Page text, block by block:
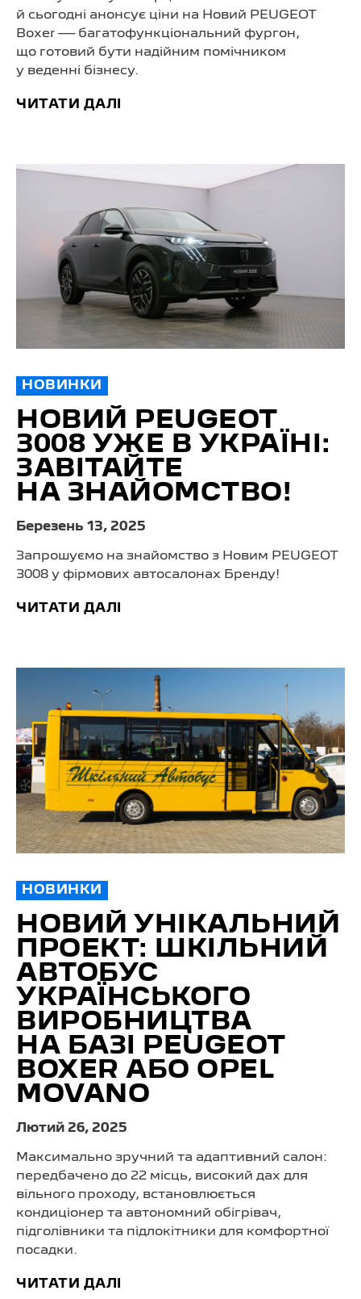
й сьогодні анонсує ціни на Новий PEUGEOT
Boxer — багатофункціональний фургон,
що готовий бути надійним помічником
у веденні бізнесу.
ЧИТАТИ ДАЛІ
НОВИНКИ
НОВИЙ PEUGEOT
3008 УЖЕ В УКРАЇНІ:
ЗАВІТАЙТЕ
НА ЗНАЙОМСТВО!
Березень 13, 2025
Запрошуємо на знайомство з Новим PEUGEOT
3008 у фірмових автосалонах Бренду!
ЧИТАТИ ДАЛІ
НОВИНКИ
НОВИЙ УНІКАЛЬНИЙ
ПРОЕКТ: ШКІЛЬНИЙ
АВТОБУС
УКРАЇНСЬКОГО
ВИРОБНИЦТВА
НА БАЗІ PEUGEOT
BOXER АБО OPEL
MOVANO
Лютий 26, 2025
Максимально зручний та адаптивний салон:
передбачено до 22 місць, високий дах для
вільного проходу, встановлюється
кондиціонер та автономний обігрівач,
підголівники та підлокітники для комфортної
посадки.
ЧИТАТИ ДАЛІ